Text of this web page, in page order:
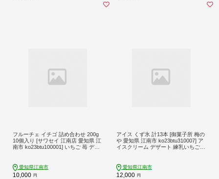
フルーチェ イチゴ 詰め合わせ 200g
10個入り [サワセイ 江南店 愛知県 江
南市 ko23btu100001] いちご 苺 デザ
納税愛知県江南市
10,000 円
アイス くず氷 計13本 [御菓子所 梅の
や 愛知県 江南市 ko23btu310007] ア
イスクリーム デザート 練乳いちご
せ 葛氷
愛知県江南市
12,000 円